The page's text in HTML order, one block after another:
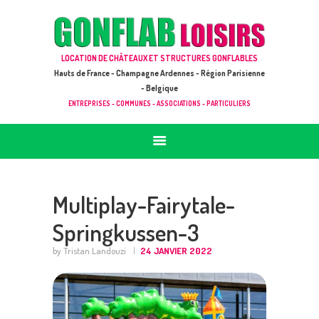
LOCATION DE CHÂTEAUX ET STRUCTURES GONFLABLES
Hauts de France - Champagne Ardennes - Région Parisienne
- Belgique
ENTREPRISES - COMMUNES - ASSOCIATIONS - PARTICULIERS
GONFLAB LOISIRS
ACCUEIL
JEUX À LOUER & PRESTATIONS
CATALOGUE / TARIF
DEMANDE DE DEVIS (SOUS 24H)
Multiplay-Fairytale-
Springkussen-3
by Tristan Landouzi 24 JANVIER 2022